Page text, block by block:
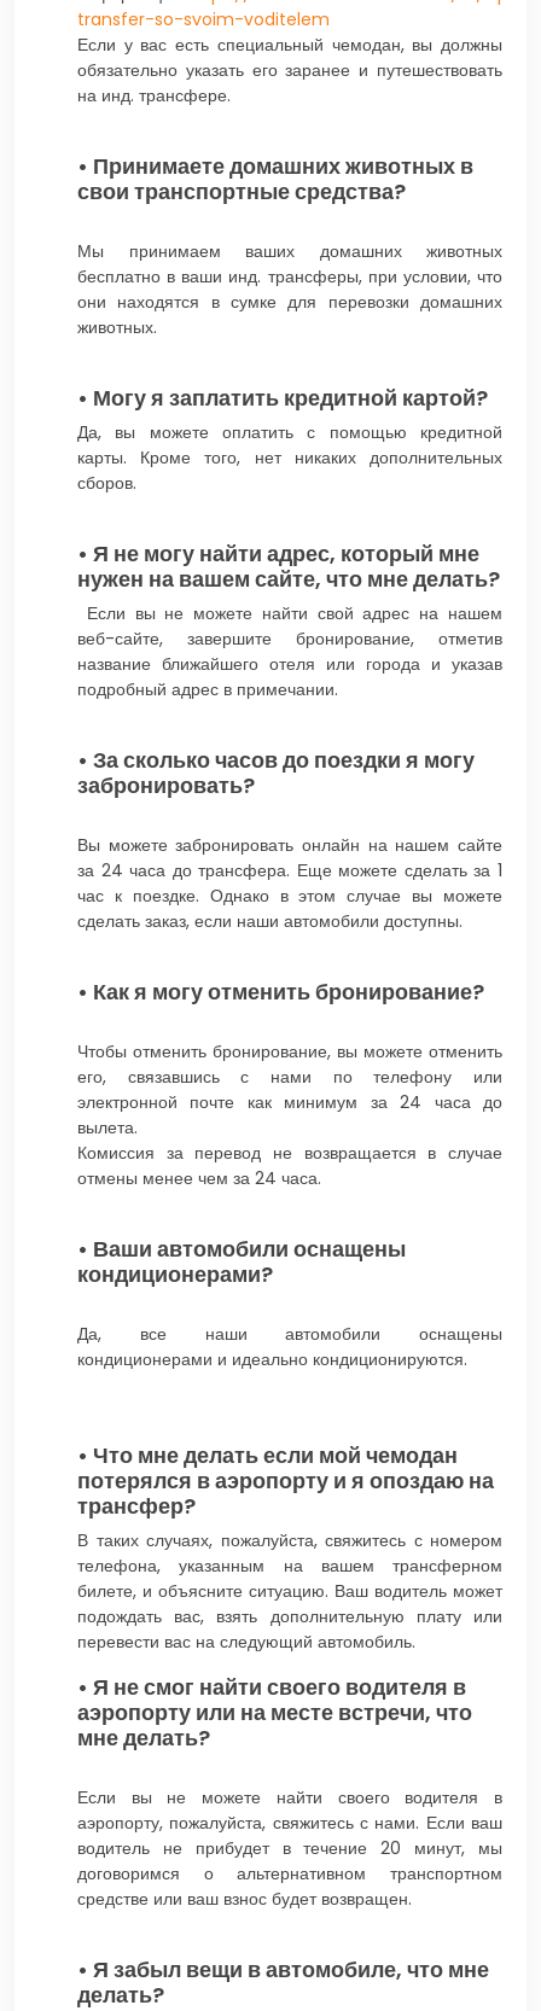
transfer-so-svoim-voditelem
Если у вас есть специальный чемодан, вы должны
обязательно указать его заранее и путешествовать
на инд. трансфере.
• Принимаете домашних животных в
свои транспортные средства?
Мы принимаем ваших домашних животных
бесплатно в ваши инд. трансферы, при условии, что
они находятся в сумке для перевозки домашних
животных.
• Могу я заплатить кредитной картой?
Да, вы можете оплатить с помощью кредитной
карты. Кроме того, нет никаких дополнительных
сборов.
• Я не могу найти адрес, который мне
нужен на вашем сайте, что мне делать?
Если вы не можете найти свой адрес на нашем
веб-сайте, завершите бронирование, отметив
название ближайшего отеля или города и указав
подробный адрес в примечании.
• За сколько часов до поездки я могу
забронировать?
Вы можете забронировать онлайн на нашем сайте
за 24 часа до трансфера. Еще можете сделать за 1
час к поездке. Однако в этом случае вы можете
сделать заказ, если наши автомобили доступны.
• Как я могу отменить бронирование?
Чтобы отменить бронирование, вы можете отменить
его, связавшись с нами по телефону или
электронной почте как минимум за 24 часа до
вылета.
Комиссия за перевод не возвращается в случае
отмены менее чем за 24 часа.
• Ваши автомобили оснащены
кондиционерами?
Да, все наши автомобили оснащены
кондиционерами и идеально кондиционируются.
• Что мне делать если мой чемодан
потерялся в аэропорту и я опоздаю на
трансфер?
В таких случаях, пожалуйста, свяжитесь с номером
телефона, указанным на вашем трансферном
билете, и объясните ситуацию. Ваш водитель может
подождать вас, взять дополнительную плату или
перевести вас на следующий автомобиль.
• Я не смог найти своего водителя в
аэропорту или на месте встречи, что
мне делать?
Если вы не можете найти своего водителя в
аэропорту, пожалуйста, свяжитесь с нами. Если ваш
водитель не прибудет в течение 20 минут, мы
договоримся о альтернативном транспортном
средстве или ваш взнос будет возвращен.
• Я забыл вещи в автомобиле, что мне
делать?